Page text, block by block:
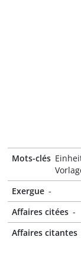
Mots-clés
Exergue -
Affaires citées -
Affaires citantes